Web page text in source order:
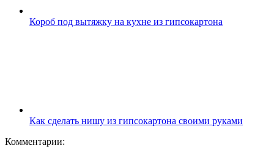
Короб под вытяжку на кухне из гипсокартона
Как сделать нишу из гипсокартона своими руками
Комментарии: